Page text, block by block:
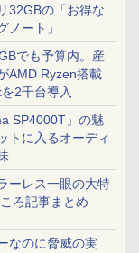
32GBの「お得な
ノート」
でも予算内。産
AMD Ryzen搭載
2千台導入
SP4000T」の魅
トに入るオーディ
ーレス一眼の大特
ろ記事まとめ
なのに脅威の実